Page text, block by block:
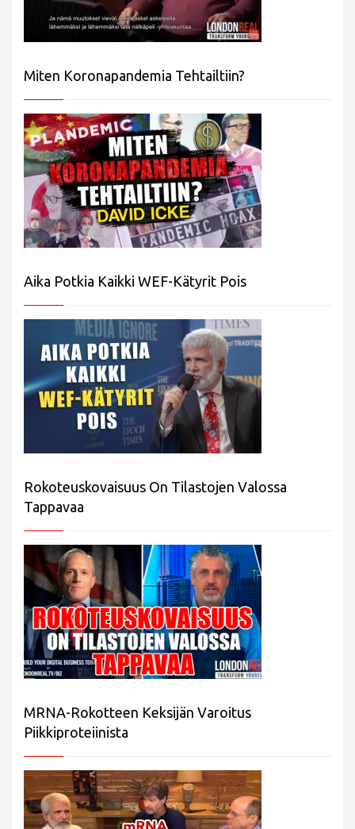
Miten Koronapandemia Tehtailtiin?
Aika Potkia Kaikki WEF-Kätyrit Pois
Rokoteuskovaisuus On Tilastojen Valossa
Tappavaa
MRNA-Rokotteen Keksijän Varoitus
Piikkiproteiinista